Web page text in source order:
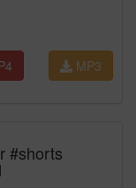
MP3
#shorts